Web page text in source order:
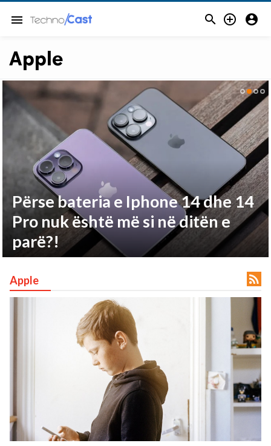
menu   
Apple
Përse bateria e Iphone 14 dhe 14
Pro nuk është më si në ditën e
parë?!
Apple 